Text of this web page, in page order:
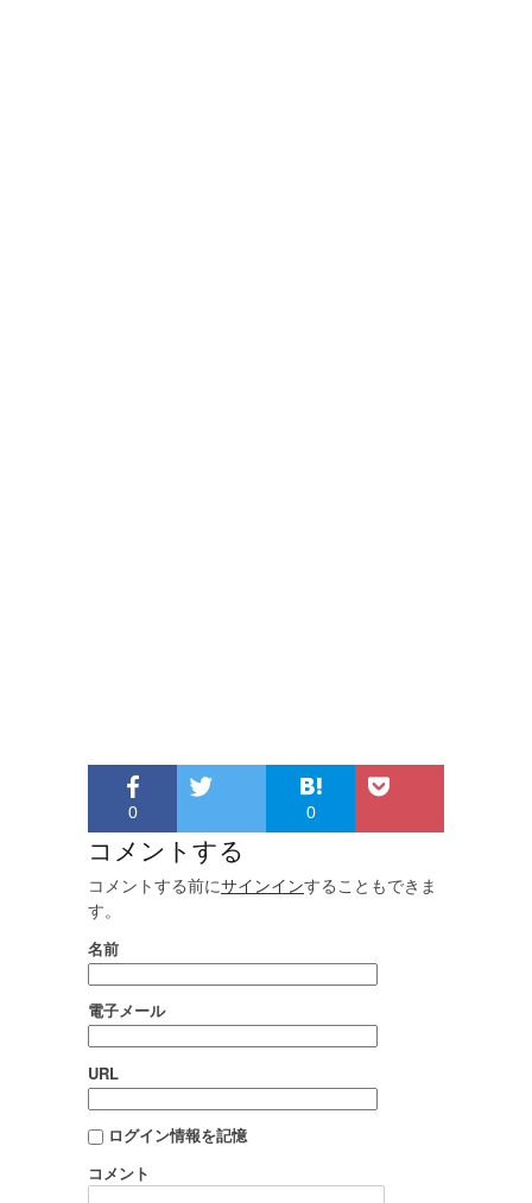
0 0
コメントする
コメントする前にサインインすることもできま
す。
名前
電子メール
URL
ログイン情報を記憶
コメント